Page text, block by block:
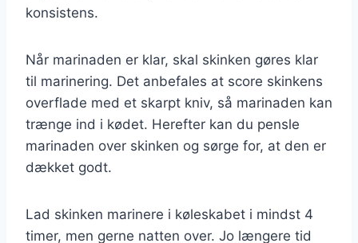
konsistens.
Når marinaden er klar, skal skinken gøres klar
til marinering. Det anbefales at score skinkens
overflade med et skarpt kniv, så marinaden kan
trænge ind i kødet. Herefter kan du pensle
marinaden over skinken og sørge for, at den er
dækket godt.
Lad skinken marinere i køleskabet i mindst 4
timer, men gerne natten over. Jo længere tid